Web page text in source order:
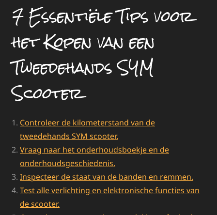
7 Essentiële Tips voor
het Kopen van een
Tweedehands SYM
Scooter
Controleer de kilometerstand van de
tweedehands SYM scooter.
Vraag naar het onderhoudsboekje en de
onderhoudsgeschiedenis.
Inspecteer de staat van de banden en remmen.
Test alle verlichting en elektronische functies van
de scooter.